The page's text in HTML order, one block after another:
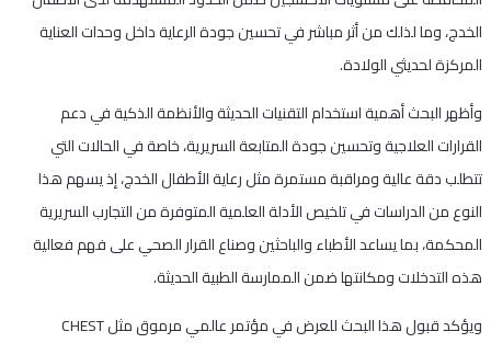
الخدج، وما لذلك من أثر مباشر في تحسين جودة الرعاية داخل وحدات العناية
المركزة لحديثي الولادة.
وأظهر البحث أهمية استخدام التقنيات الحديثة والأنظمة الذكية في دعم
القرارات العلاجية وتحسين جودة المتابعة السريرية، خاصة في الحالات التي
تتطلب دقة عالية ومراقبة مستمرة مثل رعاية الأطفال الخدج، إذ يسهم هذا
النوع من الدراسات في تلخيص الأدلة العلمية المتوفرة من التجارب السريرية
المحكمة، بما يساعد الأطباء والباحثين وصناع القرار الصحي على فهم فعالية
هذه التدخلات ومكانتها ضمن الممارسة الطبية الحديثة.
ويؤكد قبول هذا البحث للعرض في مؤتمر عالمي مرموق مثل CHEST